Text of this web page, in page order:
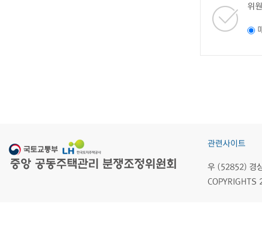
위
관련사이트
우 (52852) 경
COPYRIGHTS